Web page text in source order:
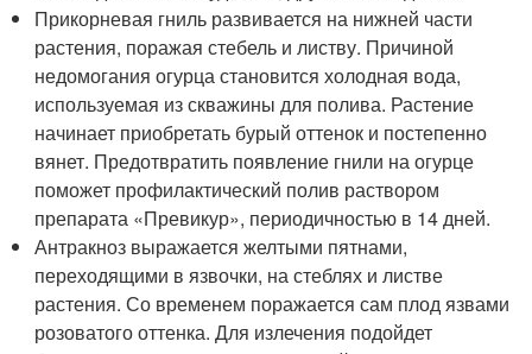
Прикорневая гниль развивается на нижней части
растения, поражая стебель и листву. Причиной
недомогания огурца становится холодная вода,
используемая из скважины для полива. Растение
начинает приобретать бурый оттенок и постепенно
вянет. Предотвратить появление гнили на огурце
поможет профилактический полив раствором
препарата «Превикур», периодичностью в 14 дней.
Антракноз выражается желтыми пятнами,
переходящими в язвочки, на стеблях и листве
растения. Со временем поражается сам плод язвами
розоватого оттенка. Для излечения подойдет